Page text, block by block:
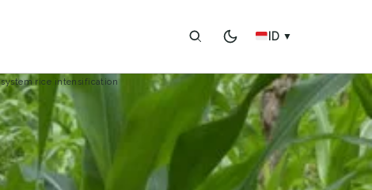
ID ▼
system rice intensification